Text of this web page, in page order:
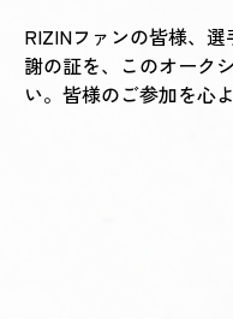
RIZINファンの皆様、
謝の証を、このオーク
い。皆様のご参加を心